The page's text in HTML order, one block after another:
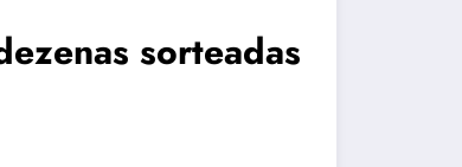
sorteadas